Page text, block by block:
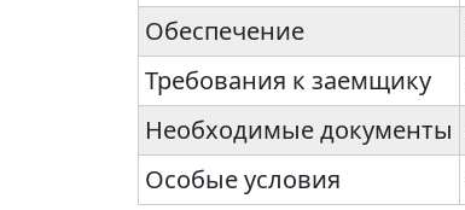
Обеспечение
Требования к заемщику
Необходимые документы
Особые условия